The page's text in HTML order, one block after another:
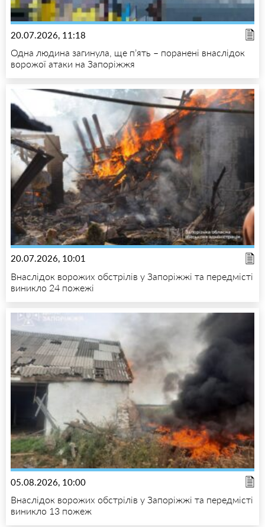
20.07.2026, 11:18
Одна людина загинула, ще п’ять – поранені внаслідок
ворожої атаки на Запоріжжя
20.07.2026, 10:01
Внаслідок ворожих обстрілів у Запоріжжі та передмісті
виникло 24 пожежі
05.08.2026, 10:00
Внаслідок ворожих обстрілів у Запоріжжі та передмісті
виникло 13 пожеж